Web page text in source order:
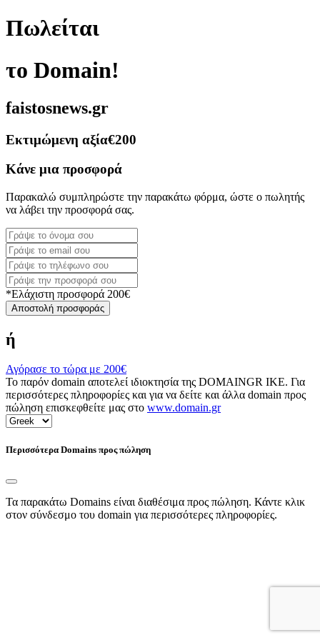
Πωλείται
το Domain!
faistosnews.gr
Εκτιμώμενη αξία€200
Κάνε μια προσφορά
Παρακαλώ συμπληρώστε την παρακάτω φόρμα, ώστε ο πωλητής
να λάβει την προσφορά σας.
*Ελάχιστη προσφορά 200€
Αποστολή προσφοράς
ή
Αγόρασε το τώρα με 200€
Το παρόν domain αποτελεί ιδιοκτησία της DOMAINGR ΙΚΕ. Για
περισσότερες πληροφορίες και για να δείτε και άλλα domain προς
πώληση επισκεφθείτε μας στο www.domain.gr
Περισσότερα Domains προς πώληση
Τα παρακάτω Domains είναι διαθέσιμα προς πώληση. Κάντε κλικ
στον σύνδεσμο του domain για περισσότερες πληροφορίες.